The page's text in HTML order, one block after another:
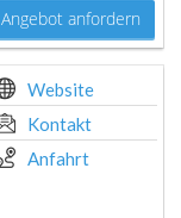
Angebot anfordern
Website
Kontakt
Anfahrt